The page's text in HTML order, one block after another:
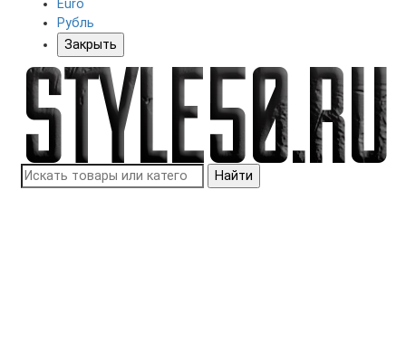
Euro
Рубль
Закрыть
Найти